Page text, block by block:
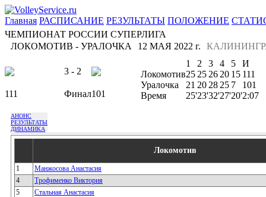
Главная РАСПИСАНИЕ РЕЗУЛЬТАТЫ ПОЛОЖЕНИЕ
ЧЕМПИОНАТ РОССИИ СУПЕРЛИГА
ЛОКОМОТИВ - УРАЛОЧКА
12 МАЯ 2022 г.
3 - 2
111 Финал101
1 2 3 4 5
И
Локомотив25 25 26 20 15 111
Уралочка
21 20 28 25 7
101
Время
25'23'32'27'20'2:07
АНОНС
РЕЗУЛЬТАТЫ
ДИНАМИКА
Локомотив
1
Манжосова Анастасия
4
Трофименко Виктория
5
Стальная Анастасия